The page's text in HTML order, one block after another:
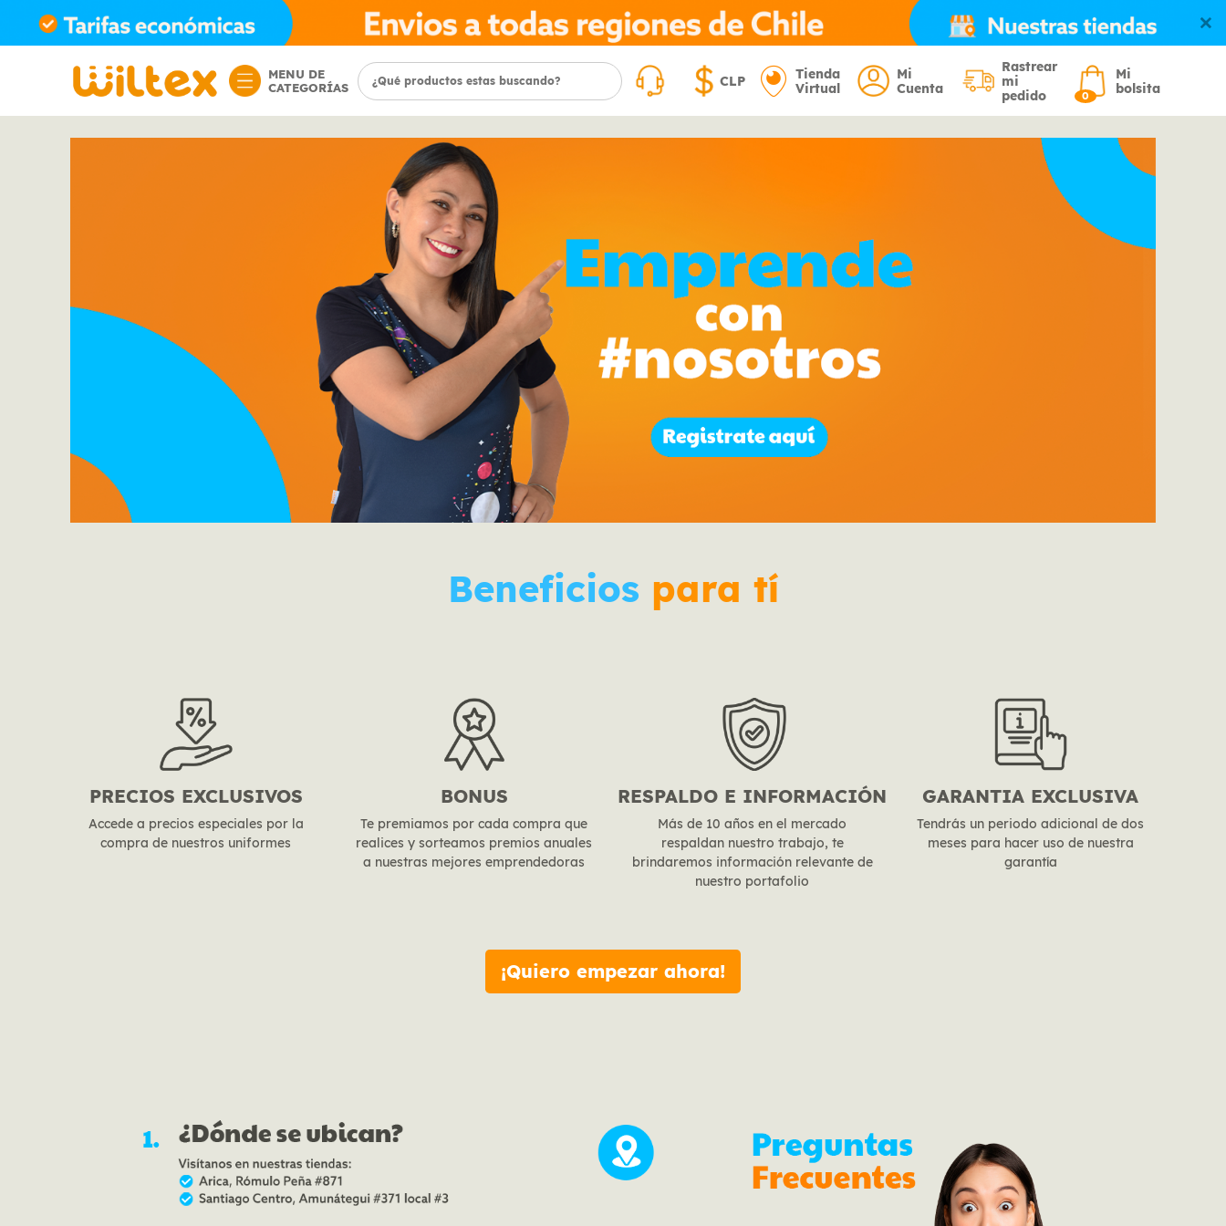
MENU DE
CATEGORÍAS
CLP
Tienda
Virtual
Mi
Cuenta
Rastrear
mi
pedido
0
Mi
bolsita
Beneficios para tí
PRECIOS EXCLUSIVOS
Accede a precios especiales por la
compra de nuestros uniformes
BONUS
Te premiamos por cada compra que
realices y sorteamos premios anuales
a nuestras mejores emprendedoras
RESPALDO E INFORMACIÓN
Más de 10 años en el mercado
respaldan nuestro trabajo, te
brindaremos información relevante de
nuestro portafolio
GARANTIA EXCLUSIVA
Tendrás un periodo adicional de dos
meses para hacer uso de nuestra
garantía
¡Quiero empezar ahora!